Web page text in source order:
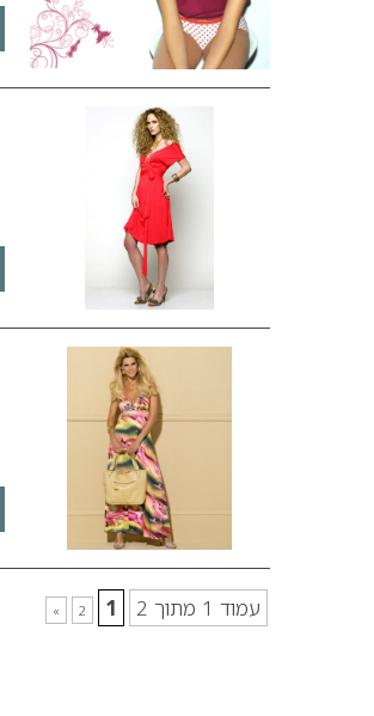
עמוד 1 מתוך 2 1
2
»